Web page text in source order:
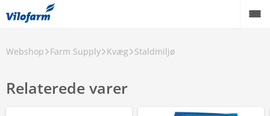
Webshop Farm Supply Kvæg Staldmiljø
Relaterede varer